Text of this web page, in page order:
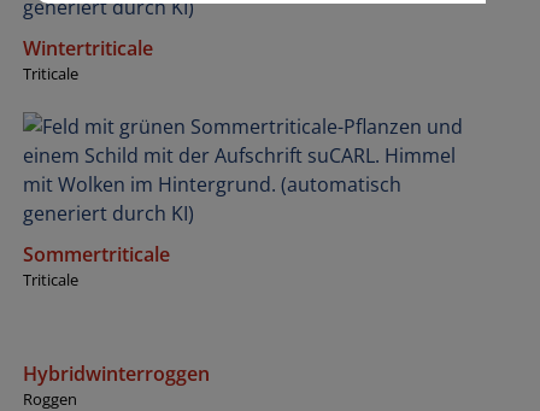
Wintertriticale
Triticale
Sommertriticale
Triticale
Hybridwinterroggen
Roggen